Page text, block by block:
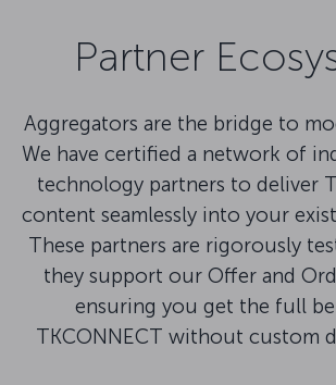
Partner
Aggregators are the bridge to
We have certified a network of
technology partners to deliver
content seamlessly into your
These partners are rigorously
they support our Offer and
ensuring you get the full
TKCONNECT without custom